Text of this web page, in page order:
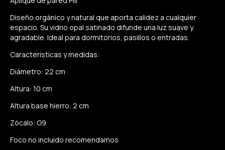
Diseño orgánico y natural que aporta calidez a cualquier
espacio. Su vidrio opal satinado difunde una luz suave y
agradable. Ideal para dormitorios, pasillos o entradas.
Caracteristicas y medidas:
Diámetro: 22 cm
Altura: 10 cm
Altura base hierro: 2 cm
Zócalo: G9
Foco no incluido recomendamos